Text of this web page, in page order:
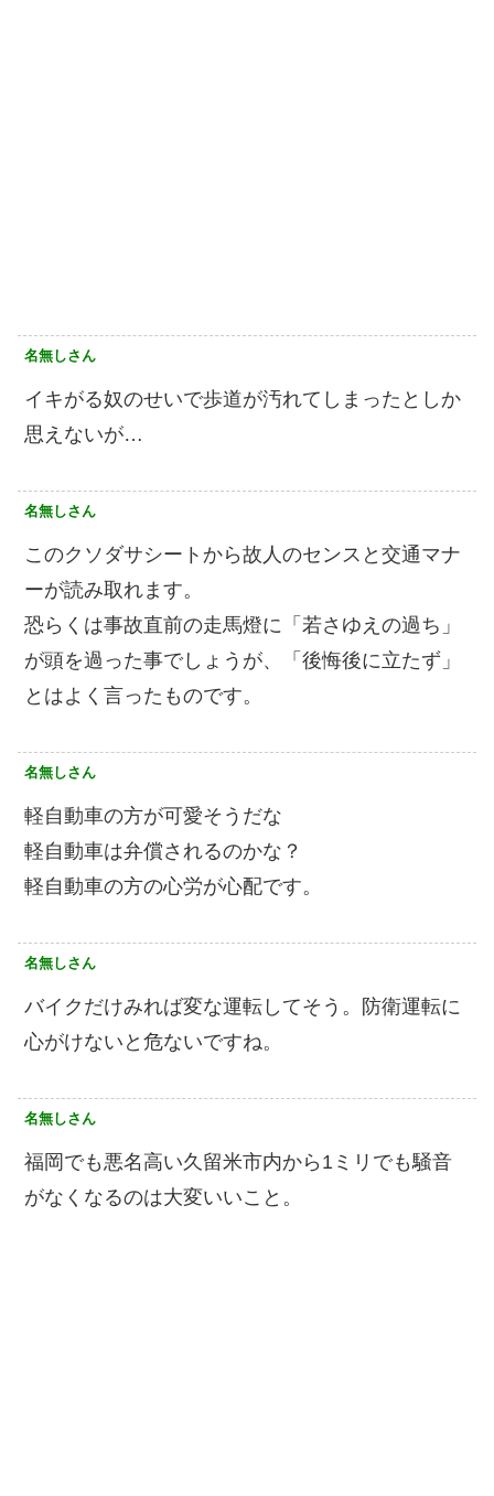
名無しさん
イキがる奴のせいで歩道が汚れてしまったとしか
思えないが…
名無しさん
このクソダサシートから故人のセンスと交通マナ
ーが読み取れます。
恐らくは事故直前の走馬燈に「若さゆえの過ち」
が頭を過った事でしょうが、「後悔後に立たず」
とはよく言ったものです。
名無しさん
軽自動車の方が可愛そうだな
軽自動車は弁償されるのかな？
軽自動車の方の心労が心配です。
名無しさん
バイクだけみれば変な運転してそう。防衛運転に
心がけないと危ないですね。
名無しさん
福岡でも悪名高い久留米市内から1ミリでも騒音
がなくなるのは大変いいこと。